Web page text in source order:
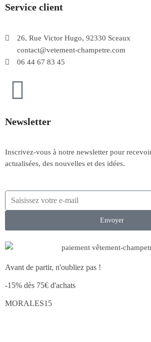
Service client
26, Rue Victor Hugo, 92330 Sceaux
contact@vetement-champetre.com
06 44 67 83 45
Newsletter
Inscrivez-vous à notre newsletter pour
actualisées, des nouvelles et des idées.
Envoyer
Avant de partir, n'oubliez pas !
-15% dès 75€ d'achats
MORALES15